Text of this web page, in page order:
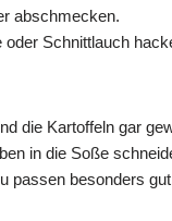
abschmecken.
oder Schnittlauch
die Kartoffeln gar
in die Soße
passen besonders